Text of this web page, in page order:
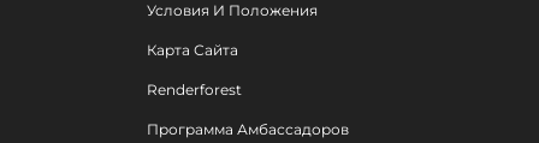
Условия И Положения
Карта Сайта
Renderforest
Программа Амбассадоров